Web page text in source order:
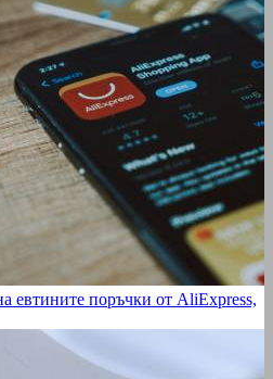
евтините поръчки от AliExpress,